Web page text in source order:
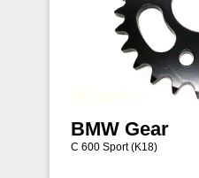
BMW Gear
C 600 Sport (K18)